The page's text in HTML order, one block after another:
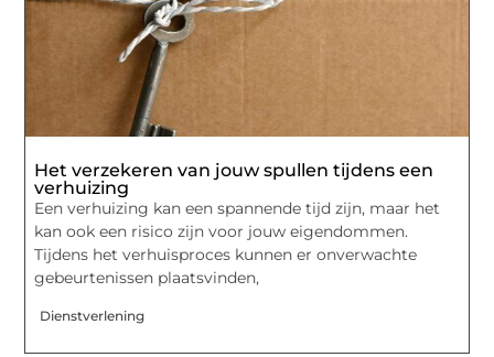
Het verzekeren van jouw spullen tijdens een
verhuizing
Een verhuizing kan een spannende tijd zijn, maar het
kan ook een risico zijn voor jouw eigendommen.
Tijdens het verhuisproces kunnen er onverwachte
gebeurtenissen plaatsvinden,
Dienstverlening